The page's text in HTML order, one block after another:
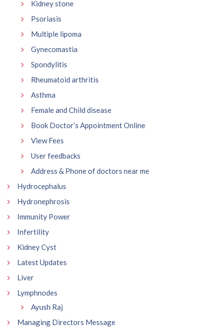
Kidney stone
Psoriasis
Multiple lipoma
Gynecomastia
Spondylitis
Rheumatoid arthritis
Asthma
Female and Child disease
Book Doctor’s Appointment Online
View Fees
User feedbacks
Address & Phone of doctors near me
Hydrocephalus
Hydronephrosis
Immunity Power
Infertility
Kidney Cyst
Latest Updates
Liver
Lymphnodes
Ayush Raj
Managing Directors Message